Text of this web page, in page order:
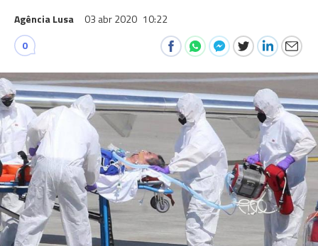
Agência Lusa 03 abr 2020 10:22
0